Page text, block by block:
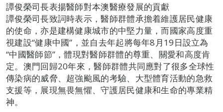
譚俊榮司長表揚醫師對本澳醫療發展的貢獻
譚俊榮司長致詞時表示，醫師群體承擔着維護居民健康
的使命，亦是建構健康城市的中堅力量，而國家高度重
視建設“健康中國”，並自去年起將每年8月19日設立為
“中國醫師節”，體現對醫師群體的尊重、關愛和高度肯
定。澳門回歸20年來，醫師群體共同應對了很多全球性
傳染病的威脅、超強颱風的考驗、大型體育活動的急救
支援等，展現無畏無懼、守護居民健康和生命的專業精
神。